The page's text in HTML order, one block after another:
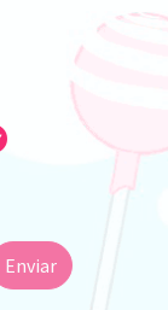
Enviar